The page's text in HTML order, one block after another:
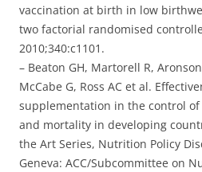
vaccination at birth in low
two factorial randomised
2010;340:c1101.
– Beaton GH, Martorell R,
McCabe G, Ross AC et al.
supplementation in the control
and mortality in developing
the Art Series, Nutrition Policy
Geneva: ACC/Subcommittee on